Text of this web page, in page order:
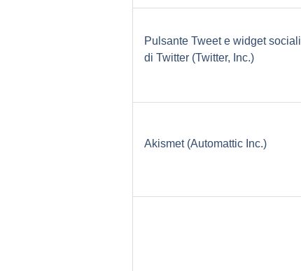
Pulsante Tweet e widget sociali
di Twitter (Twitter, Inc.)
Akismet (Automattic Inc.)